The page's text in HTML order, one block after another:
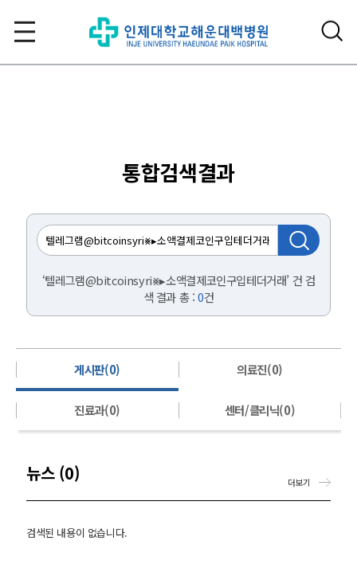
통합검색결과
‘텔레그램@bitcoinsyri⨳▸소액결제코인구입테더거래’ 건 검
색 결과 총 :0건
게시판(0) 의료진(0)
진료과(0) 센터/클리닉(0)
뉴스 (0)
검색된 내용이 없습니다.
더보기